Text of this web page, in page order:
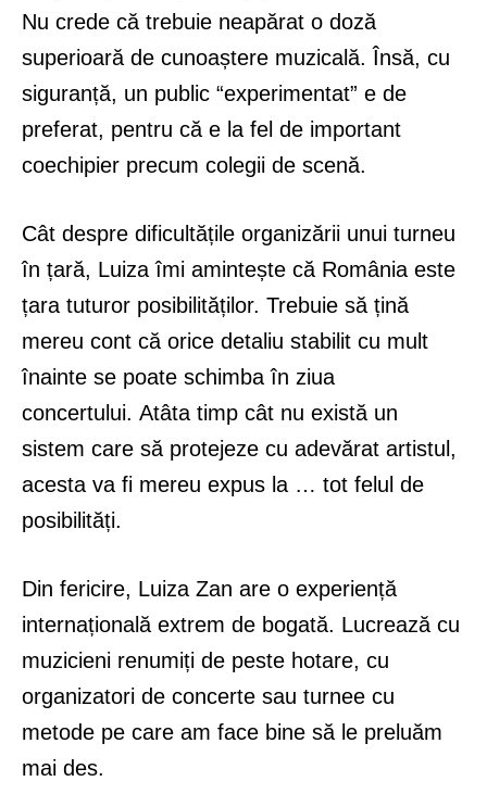
Nu crede că trebuie neapărat o doză
superioară de cunoaștere muzicală. Însă, cu
siguranță, un public “experimentat” e de
preferat, pentru că e la fel de important
coechipier precum colegii de scenă.
Cât despre dificultățile organizării unui turneu
în țară, Luiza îmi amintește că România este
țara tuturor posibilităților. Trebuie să țină
mereu cont că orice detaliu stabilit cu mult
înainte se poate schimba în ziua
concertului. Atâta timp cât nu există un
sistem care să protejeze cu adevărat artistul,
acesta va fi mereu expus la … tot felul de
posibilități.
Din fericire, Luiza Zan are o experiență
internațională extrem de bogată. Lucrează cu
muzicieni renumiți de peste hotare, cu
organizatori de concerte sau turnee cu
metode pe care am face bine să le preluăm
mai des.